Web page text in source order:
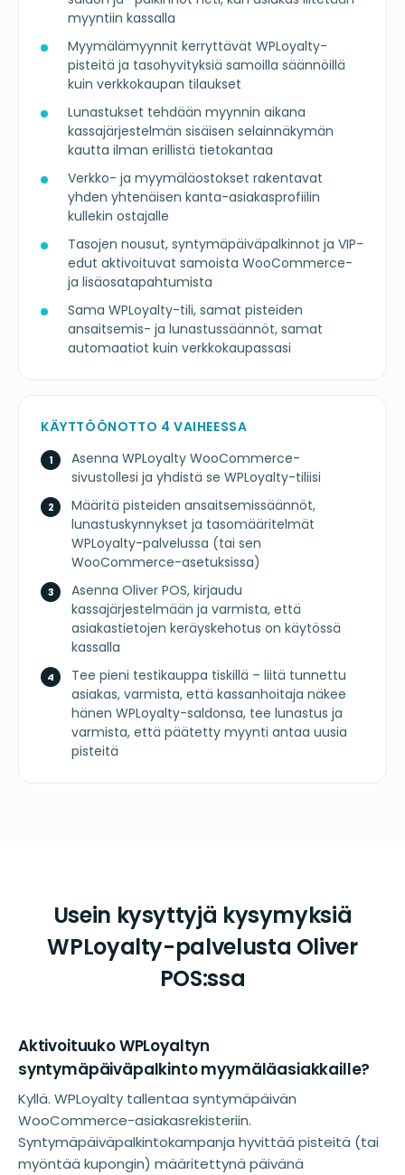
myyntiin kassalla
Myymälämyynnit kerryttävät WPLoyalty-
pisteitä ja tasohyvityksiä samoilla säännöillä
kuin verkkokaupan tilaukset
Lunastukset tehdään myynnin aikana
kassajärjestelmän sisäisen selainnäkymän
kautta ilman erillistä tietokantaa
Verkko- ja myymäläostokset rakentavat
yhden yhtenäisen kanta-asiakasprofiilin
kullekin ostajalle
Tasojen nousut, syntymäpäiväpalkinnot ja VIP-
edut aktivoituvat samoista WooCommerce-
ja lisäosatapahtumista
Sama WPLoyalty-tili, samat pisteiden
ansaitsemis- ja lunastussäännöt, samat
automaatiot kuin verkkokaupassasi
KÄYTTÖÖNOTTO 4 VAIHEESSA
Asenna WPLoyalty WooCommerce-
sivustollesi ja yhdistä se WPLoyalty-tiliisi
Määritä pisteiden ansaitsemissäännöt,
lunastuskynnykset ja tasomääritelmät
WPLoyalty-palvelussa (tai sen
WooCommerce-asetuksissa)
Asenna Oliver POS, kirjaudu
kassajärjestelmään ja varmista, että
asiakastietojen keräyskehotus on käytössä
kassalla
Tee pieni testikauppa tiskillä – liitä tunnettu
asiakas, varmista, että kassanhoitaja näkee
hänen WPLoyalty-saldonsa, tee lunastus ja
varmista, että päätetty myynti antaa uusia
pisteitä
Usein kysyttyjä kysymyksiä
WPLoyalty-palvelusta Oliver
POS:ssa
Aktivoituuko WPLoyaltyn
syntymäpäiväpalkinto myymäläasiakkaille?
Kyllä. WPLoyalty tallentaa syntymäpäivän
WooCommerce-asiakasrekisteriin.
Syntymäpäiväpalkintokampanja hyvittää pisteitä (tai
myöntää kupongin) määritettynä päivänä